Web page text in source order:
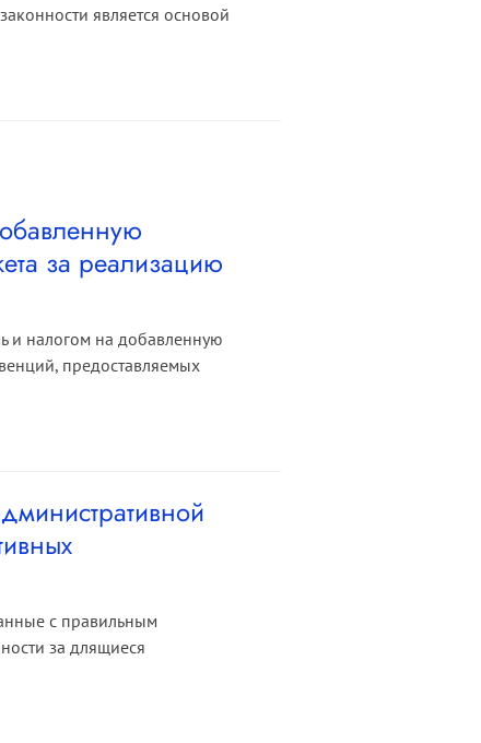
является основой
за реализацию
и налогом на добавленную
предоставляемых
с правильным
за длящиеся